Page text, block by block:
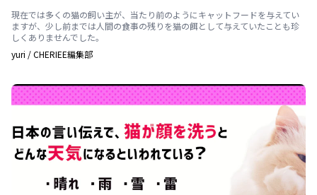
現在では多くの猫の飼い主が、当たり前のようにキャットフードを与えてい
ますが、少し前までは人間の食事の残りを猫の餌として与えていたことも珍
しくありませんでした。
yuri /CHERIEE編集部